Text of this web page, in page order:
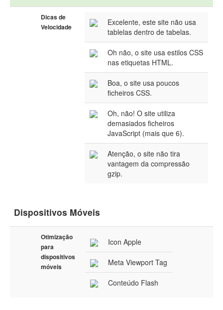
Dicas de
Velocidade
Excelente, este site não usa
tablelas dentro de tabelas.
Oh não, o site usa estilos CSS
nas etiquetas HTML.
Boa, o site usa poucos
ficheiros CSS.
Oh, não! O site utiliza
demasiados ficheiros
JavaScript (mais que 6).
Atenção, o site não tira
vantagem da compressão
gzip.
Dispositivos Móveis
Otimização
para
dispositivos
móveis
Icon Apple
Meta Viewport Tag
Conteúdo Flash